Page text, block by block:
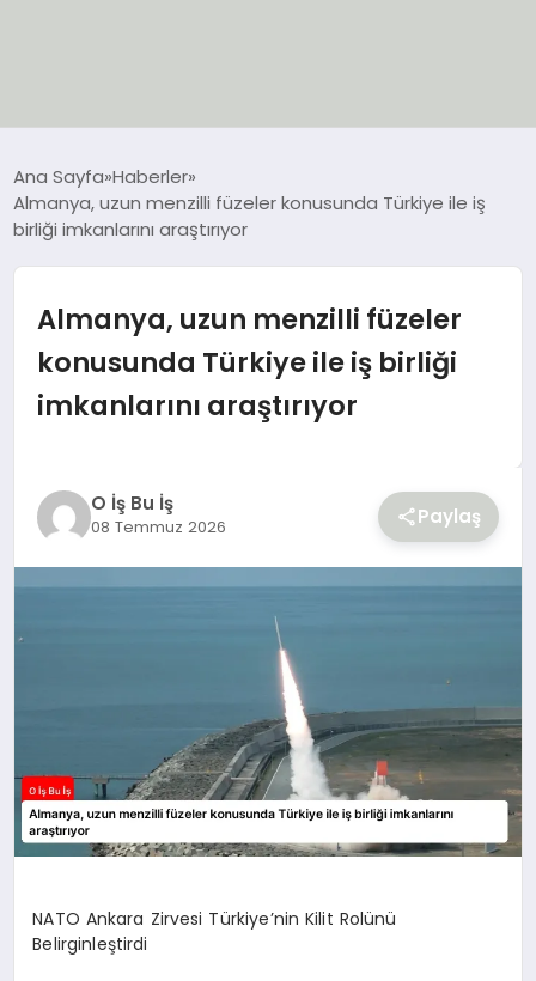
EKONOMİ
SPOR
Ana Sayfa Haberler
Almanya, uzun menzilli füzeler konusunda Türkiye ile iş
birliği imkanlarını araştırıyor
Almanya, uzun menzilli füzeler
konusunda Türkiye ile iş birliği
imkanlarını araştırıyor
O İş Bu İş
08 Temmuz 2026 Paylaş
NATO Ankara Zirvesi Türkiye’nin Kilit Rolünü
Belirginleştirdi